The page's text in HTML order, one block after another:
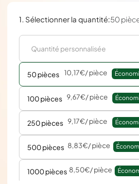
1. Sélectionner la quantité:50
50 pièces 10,17€/ pièce
100 pièces 9,67€/ pièce
250 pièces 9,17€/ pièce
500 pièces 8,83€/ pièce
1000 pièces 8,50€/ pièce